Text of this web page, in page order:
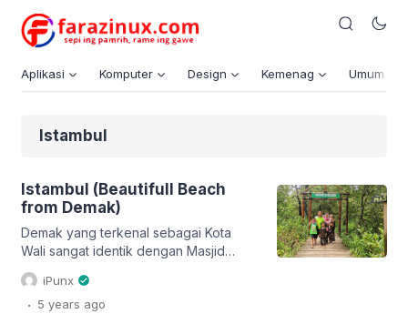
Aplikasi Komputer Design Kemenag Umum
Istambul
Istambul (Beautifull Beach
from Demak)
Demak yang terkenal sebagai Kota
Wali sangat identik dengan Masjid
Agung Demak. Masjid peninggalan
para wali itu sudah terkenal seantero
Nusantara bahkan dunia. Akan tetapi,
iPunx
. 5 years ago